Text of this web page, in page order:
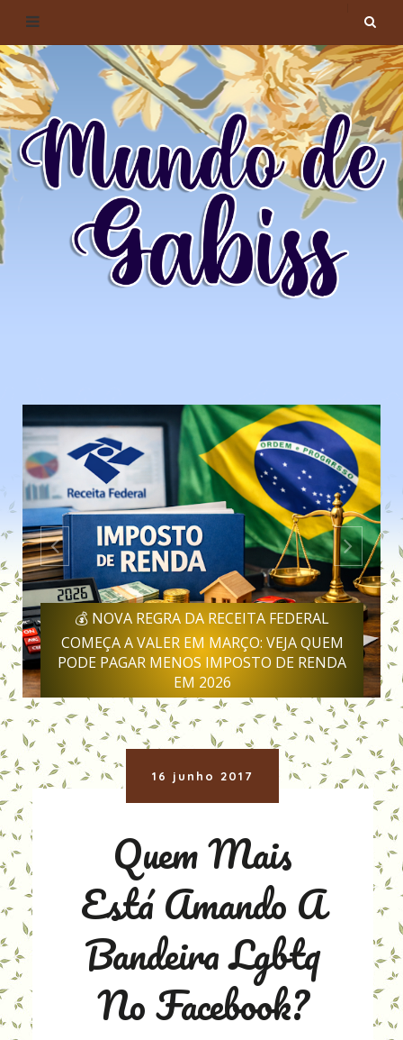
💰 NOVA REGRA DA RECEITA FEDERAL
COMEÇA A VALER EM MARÇO: VEJA QUEM
PODE PAGAR MENOS IMPOSTO DE RENDA
EM 2026
16 junho 2017
Quem Mais
Está Amando A
Bandeira Lgbtq
No Facebook?